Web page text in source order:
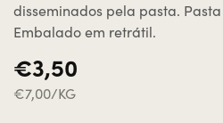
disseminados pela pasta.
Embalado em retrátil.
€3,50
€7,00/KG